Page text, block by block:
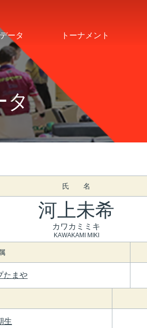
ータ トーナメント
タ
氏 名
河上未希
カワカミミキ
KAWAKAMI MIKI
たまや
生